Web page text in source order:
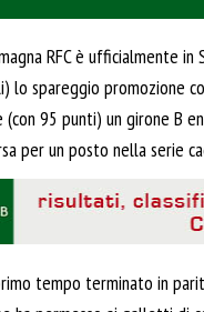
RFC è ufficialmente
spareggio promozione
(con 95 punti) un girone B
per un posto nella serie
tempo terminato in